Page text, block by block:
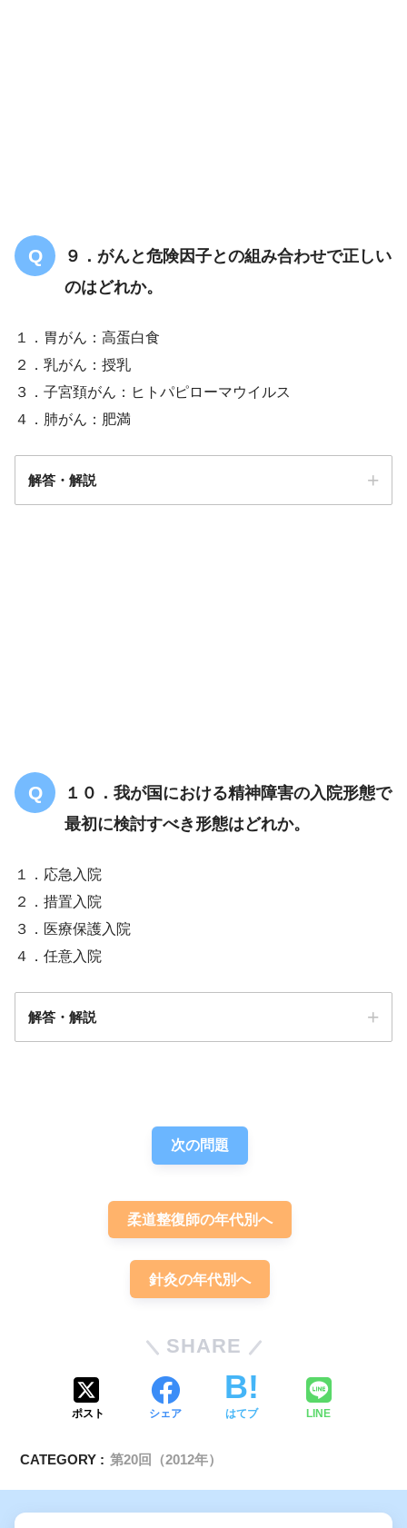
９．がんと危険因子との組み合わせで正しい
のはどれか。
１．胃がん：高蛋白食
２．乳がん：授乳
３．子宮頚がん：ヒトパピローマウイルス
４．肺がん：肥満
解答・解説
１０．我が国における精神障害の入院形態で
最初に検討すべき形態はどれか。
１．応急入院
２．措置入院
３．医療保護入院
４．任意入院
解答・解説
次の問題
柔道整復師の年代別へ
針灸の年代別へ
SHARE
ポスト シェア はてブ LINE
CATEGORY : 第20回（2012年）